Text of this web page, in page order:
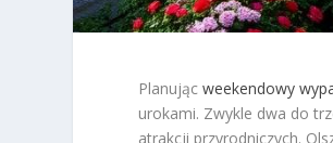
Planującweekendowy
urokami. Zwykle dwa do
atrakcji przyrodniczych.